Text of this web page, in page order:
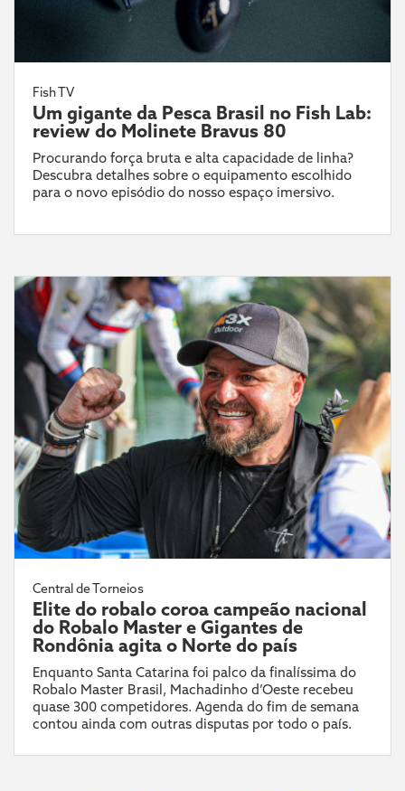
Fish TV
Um gigante da Pesca Brasil no Fish Lab:
review do Molinete Bravus 80
Procurando força bruta e alta capacidade de linha?
Descubra detalhes sobre o equipamento escolhido
para o novo episódio do nosso espaço imersivo.
Central de Torneios
Elite do robalo coroa campeão nacional
do Robalo Master e Gigantes de
Rondônia agita o Norte do país
Enquanto Santa Catarina foi palco da finalíssima do
Robalo Master Brasil, Machadinho d’Oeste recebeu
quase 300 competidores. Agenda do fim de semana
contou ainda com outras disputas por todo o país.